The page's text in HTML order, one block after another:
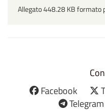
Allegato 448.28 KB formato
Facebook
Telegram